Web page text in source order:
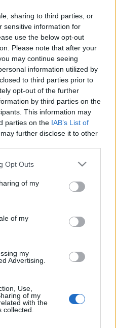
sharing to third parties, or
sensitive information for
use the below opt-out
Please note that after your
may continue seeing
information utilized by
to third parties prior to
opt-out of the further
by third parties on the
This information may
parties on the IAB’s List of
further disclose it to other
uses one or more Google
behaviour. You may click to
and its third-party tags to
purposes in below Google
Opt Outs
of my
of my
my
Advertising.
Use,
of my
with the
elnöke és az
Prof. Jean-Baptiste Joly, a
Dr. Andreas
des Bundes (Német
művészeti igazgatója és
a zsűri tagjai. A Bipolar
a Bipolar program igazgatója
dolgozta ki. A program
Bipolar szervezőirodából
valósul meg. A
2007.
egy-egy koncerttel zárul
? A kollektív emlékezet és
? megvalósulhat A
elnevezésű projekt, melynek
berlini ACUD-Theater ?
(ACUD Színház - ACUD